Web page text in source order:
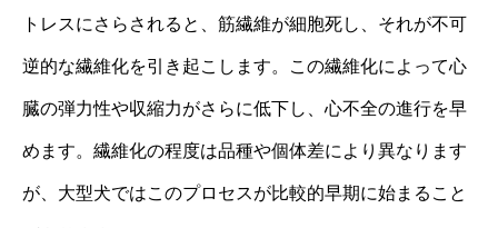
トレスにさらされると、筋繊維が細胞死し、それが不可
逆的な繊維化を引き起こします。この繊維化によって心
臓の弾力性や収縮力がさらに低下し、心不全の進行を早
めます。繊維化の程度は品種や個体差により異なります
が、大型犬ではこのプロセスが比較的早期に始まること